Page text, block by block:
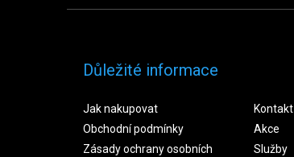
Důležité informace
Jak nakupovat
Obchodní podmínky
Zásady ochrany osobních
Kontakt
Akce
Služby